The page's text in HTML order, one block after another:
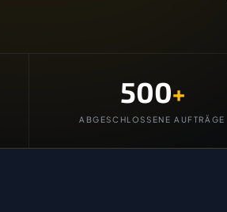
500+
ABGESCHLOSSENE AUFTRÄGE